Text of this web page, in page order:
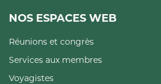
NOS ESPACES WEB
Réunions et congrès
Services aux membres
Voyagistes